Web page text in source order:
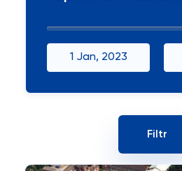
1 Jan, 2023